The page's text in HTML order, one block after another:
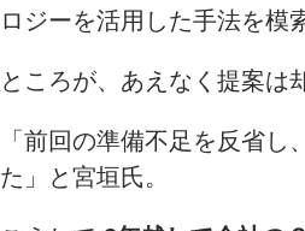
ロジーを活用した手法を模
ところが、あえなく提案は
「前回の準備不足を反省
た」と宮垣氏。